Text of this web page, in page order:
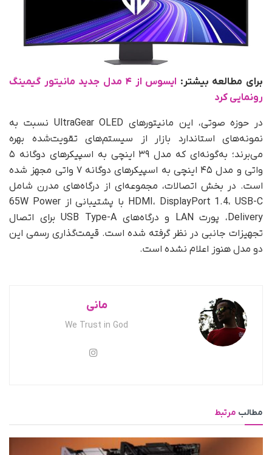
برای مطالعه بیشتر:
ایسوس از ۴ مدل جدید مانیتور گیمینگ
رونمایی کرد
در حوزه صوتی، این مانیتورهای UltraGear OLED نسبت به
نمونه‌های استاندارد بازار از سیستم‌های تقویت‌شده بهره
می‌برند؛ به‌گونه‌ای که مدل ۳۹ اینچی به اسپیکرهای دوگانه ۵
واتی و مدل ۴۵ اینچی به اسپیکرهای دوگانه ۷ واتی مجهز شده
است. در بخش اتصالات، مجموعه‌ای از درگاه‌های مدرن شامل
HDMI، DisplayPort 1.4، USB-C با پشتیبانی از 65W Power
Delivery، پورت LAN و درگاه‌های USB Type-A برای اتصال
تجهیزات جانبی در نظر گرفته شده است. قیمت‌گذاری رسمی این
دو مدل هنوز اعلام نشده است.
مانی
We Trust in God
مطالب مرتبط